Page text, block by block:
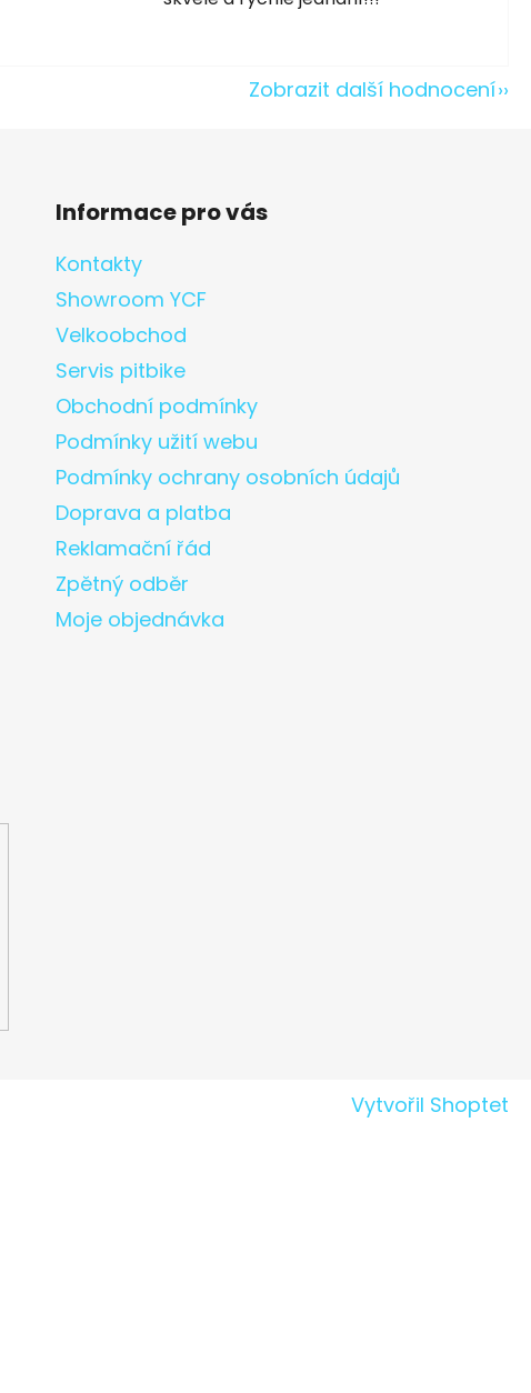
Zobrazit další hodnocení
Informace pro vás
Kontakty
Showroom YCF
Velkoobchod
Servis pitbike
Obchodní podmínky
Podmínky užití webu
Podmínky ochrany osobních údajů
Doprava a platba
Reklamační řád
Zpětný odběr
Moje objednávka
Vytvořil Shoptet